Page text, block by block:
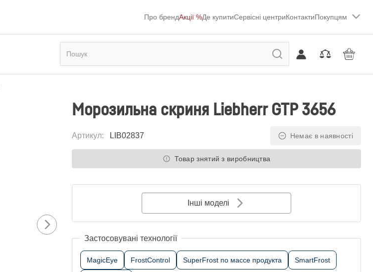
Про брендАкції %Де купитиСервісні центриКонтактиПокупцям
Морозильна скриня Liebherr GTP 3656
Артикул: LIB02837 Немає в наявності
Товар знятий з виробництва
Інші моделі
Застосовувані технології
MagicEye FrostControl SuperFrost по массе продукта SmartFrost